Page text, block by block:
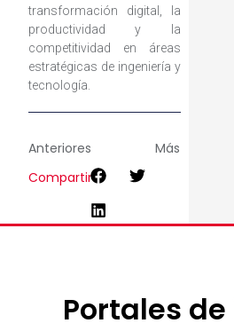
transformación digital, la
productividad y la
competitividad en áreas
estratégicas de ingeniería y
tecnología.
Anteriores
Más
Compartir
Portales de